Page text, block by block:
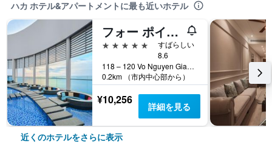
ハカ ホテル&アパートメントに最も近いホテル
フォー ポインツ バイ シェラトン ダナン
5つ星
すばらしい
8.6
118 – 120 Vo Nguyen Giap street, An Hai Ward, ダナン, ベトナム
0.2km （市内中心部から）
¥10,256 詳細を見る
近くのホテルをさらに表示